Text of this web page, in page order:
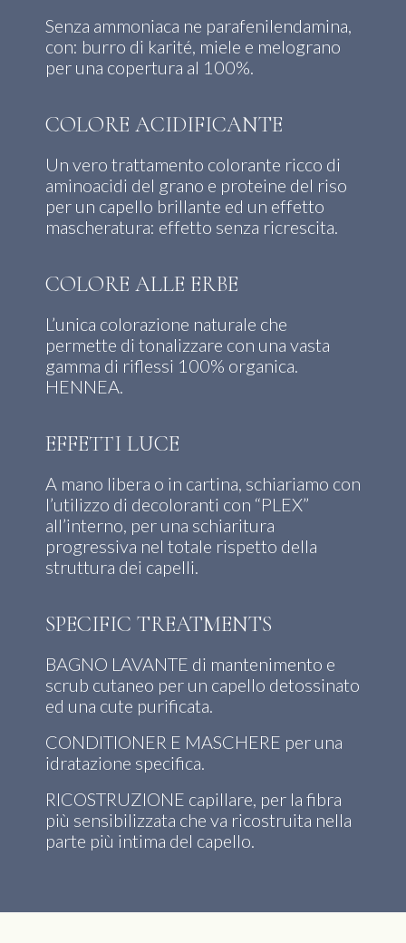
Senza ammoniaca ne parafenilendamina,
con: burro di karité, miele e melograno
per una copertura al 100%.
COLORE ACIDIFICANTE
Un vero trattamento colorante ricco di
aminoacidi del grano e proteine del riso
per un capello brillante ed un effetto
mascheratura: effetto senza ricrescita.
COLORE ALLE ERBE
L’unica colorazione naturale che
permette di tonalizzare con una vasta
gamma di riflessi 100% organica.
HENNEA.
EFFETTI LUCE
A mano libera o in cartina, schiariamo con
l’utilizzo di decoloranti con “PLEX”
all’interno, per una schiaritura
progressiva nel totale rispetto della
struttura dei capelli.
SPECIFIC TREATMENTS
BAGNO LAVANTE di mantenimento e
scrub cutaneo per un capello detossinato
ed una cute purificata.
CONDITIONER E MASCHERE per una
idratazione specifica.
RICOSTRUZIONE capillare, per la fibra
più sensibilizzata che va ricostruita nella
parte più intima del capello.